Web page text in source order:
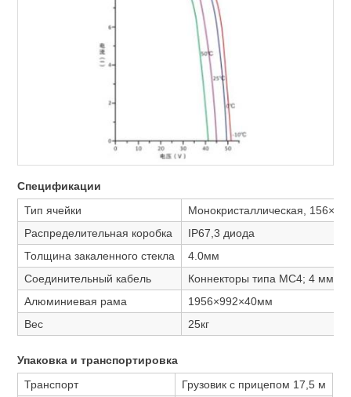
Спецификации
Тип ячейки
Монокристаллическая,
Распределительная коробка
IP67,3 диода
Толщина закаленного стекла
4.0мм
Соединительный кабель
Коннекторы типа MC4; 4 мм²;
Алюминиевая рама
1956×992×40мм
Вес
25кг
Упаковка и транспортировка
Транспорт
Грузовик с прицепом 17,5 м